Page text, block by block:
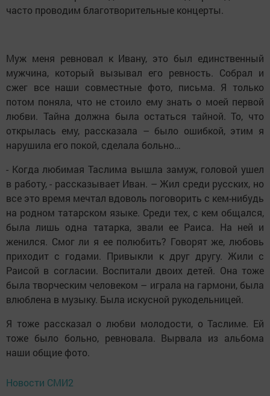
часто проводим благотворительные концерты.
Муж меня ревновал к Ивану, это был единственный
мужчина, который вызывал его ревность. Собрал и
сжег все наши совместные фото, письма. Я только
потом поняла, что не стоило ему знать о моей первой
любви. Тайна должна была остаться тайной. То, что
открылась ему, рассказала – было ошибкой, этим я
нарушила его покой, сделала больно…
- Когда любимая Таслима вышла замуж, головой ушел
в работу, - рассказывает Иван. – Жил среди русских, но
все это время мечтал вдоволь поговорить с кем-нибудь
на родном татарском языке. Среди тех, с кем общался,
была лишь одна татарка, звали ее Раиса. На ней и
женился. Смог ли я ее полюбить? Говорят же, любовь
приходит с годами. Привыкли к друг другу. Жили с
Раисой в согласии. Воспитали двоих детей. Она тоже
была творческим человеком – играла на гармони, была
влюблена в музыку. Была искусной рукодельницей.
Я тоже рассказал о любви молодости, о Таслиме. Ей
тоже было больно, ревновала. Вырвала из альбома
наши общие фото.
Новости СМИ2